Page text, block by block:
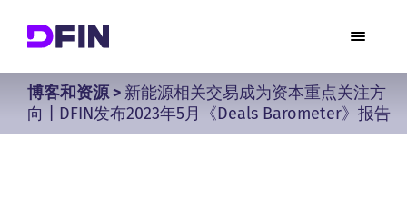
博客和资源> 新能源相关交易成为资本重点关注方
向 | DFIN发布2023年5月《Deals Barometer》报告